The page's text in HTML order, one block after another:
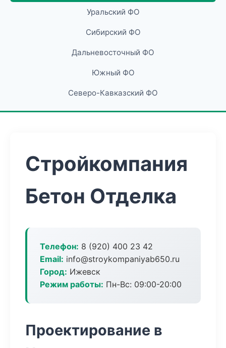
Уральский ФО
Сибирский ФО
Дальневосточный ФО
Южный ФО
Северо-Кавказский ФО
Стройкомпания
Бетон Отделка
Телефон: 8 (920) 400 23 42
Email: info@stroykompaniyab650.ru
Город: Ижевск
Режим работы: Пн-Вс: 09:00-20:00
Проектирование в